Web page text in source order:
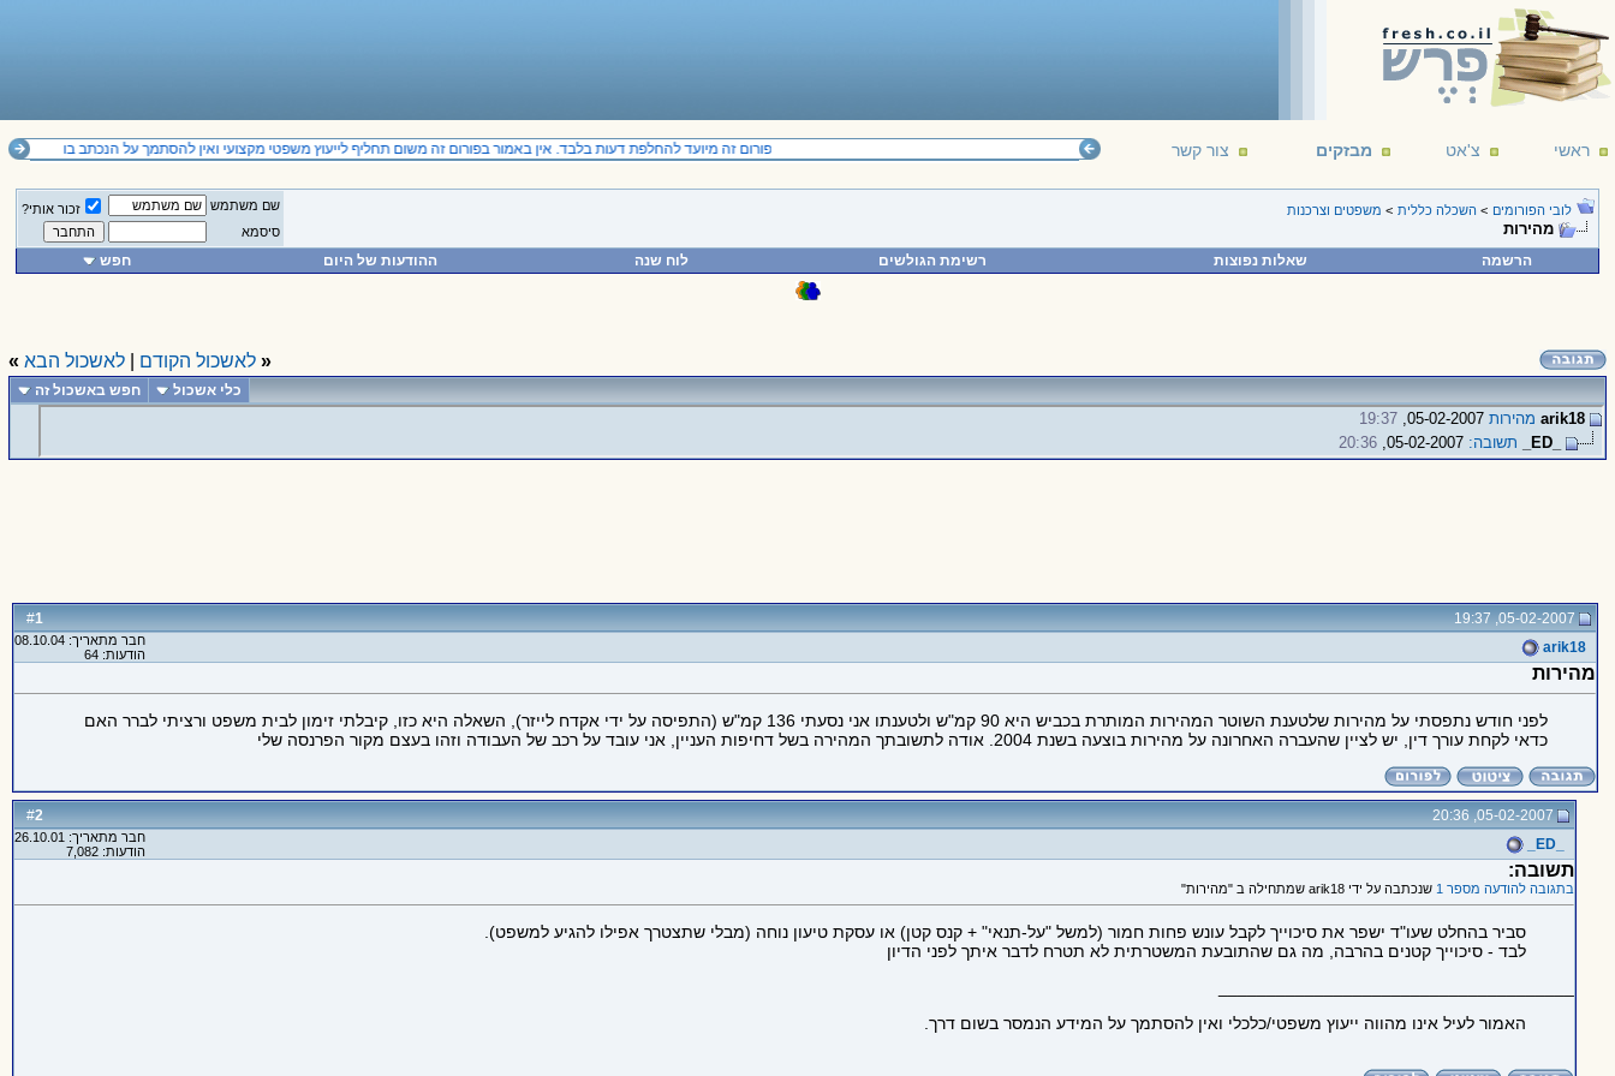
ראשי צ'אט מבזקים צור קשר פורום זה מיועד להחלפת דעות בלבד. אין באמור בפורום זה משום תחליף לייעוץ משפטי מקצועי ואין להסתמך על הנכתב בו
לובי הפורומים > השכלה כללית > משפטים וצרכנות
מהירות
שם משתמש
זכור אותי?
סיסמא
הרשמה שאלות נפוצות רשימת הגולשים לוח שנה ההודעות של היום חפש
« לאשכול הקודם לאשכול הבא »
כלי אשכול חפש באשכול זה
arik18 מהירות05-02-2007,
19:37
תשובה: 20:36
#
1
05-02-2007, 19:37
arik18
חבר מתאריך: 08.10.04
הודעות: 64
מהירות
לפני חודש נתפסתי על מהירות שלטענת השוטר המהירות המותרת בכביש היא 90 קמ"ש ולטענתו אני נסעתי 136 קמ"ש (התפיסה על ידי אקדח לייזר), השאלה היא כזו, קיבלתי זימון לבית משפט ורציתי לברר האם
כדאי לקחת עורך דין, יש לציין שהעברה האחרונה על מהירות בוצעה בשנת 2004. אודה לתשובתך המהירה בשל דחיפות העניין, אני עובד על רכב של העבודה וזהו בעצם מקור הפרנסה שלי
#
2
05-02-2007, 20:36
חבר מתאריך: 26.10.01
הודעות: 7,082
תשובה:
בתגובה להודעה מספר 1 שנכתבה על ידי arik18 שמתחילה ב "מהירות"
סביר בהחלט שעו"ד ישפר את סיכוייך לקבל עונש פחות חמור (למשל "על-תנאי" + קנס קטן) או עסקת טיעון נוחה (מבלי שתצטרך אפילו להגיע למשפט).
לבד - סיכוייך קטנים בהרבה, מה גם שהתובעת המשטרתית לא תטרח לדבר איתך לפני הדיון
האמור לעיל אינו מהווה ייעוץ משפטי/כלכלי ואין להסתמך על המידע הנמסר בשום דרך.